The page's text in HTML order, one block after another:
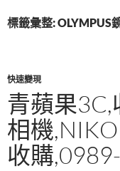
標籤彙整: OLYMPUS
快速變現
青蘋果
相機
收購